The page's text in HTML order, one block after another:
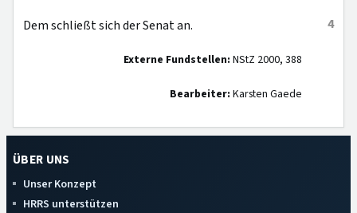
4
Dem schließt sich der Senat an.
Externe Fundstellen: NStZ 2000, 388
Bearbeiter: Karsten Gaede
ÜBER UNS
Unser Konzept
HRRS unterstützen